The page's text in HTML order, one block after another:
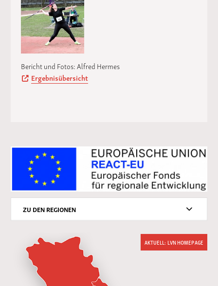
Bericht und Fotos: Alfred Hermes
Ergebnisübersicht
ZU DEN REGIONEN
AKTUELL: LVN HOMEPAGE